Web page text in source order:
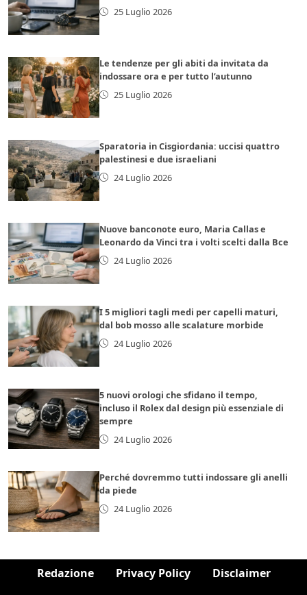
25 Luglio 2026
Le tendenze per gli abiti da invitata da
indossare ora e per tutto l’autunno
25 Luglio 2026
Sparatoria in Cisgiordania: uccisi quattro
palestinesi e due israeliani
24 Luglio 2026
Nuove banconote euro, Maria Callas e
Leonardo da Vinci tra i volti scelti dalla Bce
24 Luglio 2026
I 5 migliori tagli medi per capelli maturi,
dal bob mosso alle scalature morbide
24 Luglio 2026
5 nuovi orologi che sfidano il tempo,
incluso il Rolex dal design più essenziale di
sempre
24 Luglio 2026
Perché dovremmo tutti indossare gli anelli
da piede
24 Luglio 2026
Redazione Privacy Policy Disclaimer